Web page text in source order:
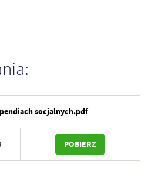
socjalnych.pdf
POBIERZ